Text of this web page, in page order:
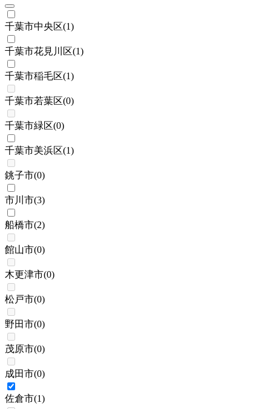
千葉市中央区(1)
千葉市花見川区(1)
千葉市稲毛区(1)
千葉市若葉区(0)
千葉市緑区(0)
千葉市美浜区(1)
銚子市(0)
市川市(3)
船橋市(2)
館山市(0)
木更津市(0)
松戸市(0)
野田市(0)
茂原市(0)
成田市(0)
佐倉市(1)